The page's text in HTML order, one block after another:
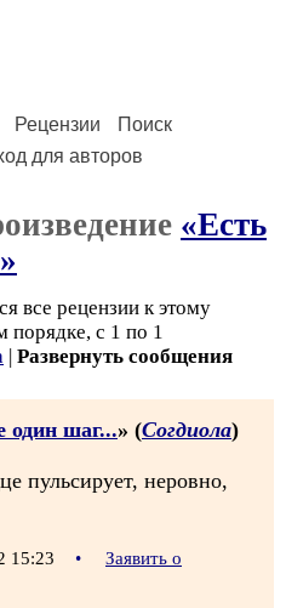
Рецензии
Поиск
для авторов
«Есть
все рецензии к этому
порядке, с 1 по 1
| Развернуть сообщения
один шаг...» (Согдиола)
пульсирует, неровно,
15:23 •
Заявить о